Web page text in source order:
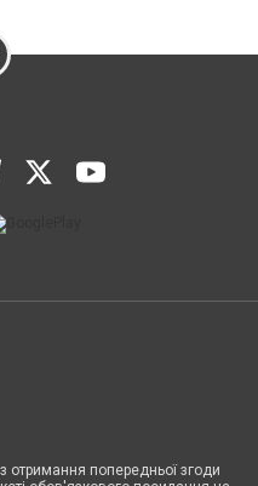
отримання попередньої згоди